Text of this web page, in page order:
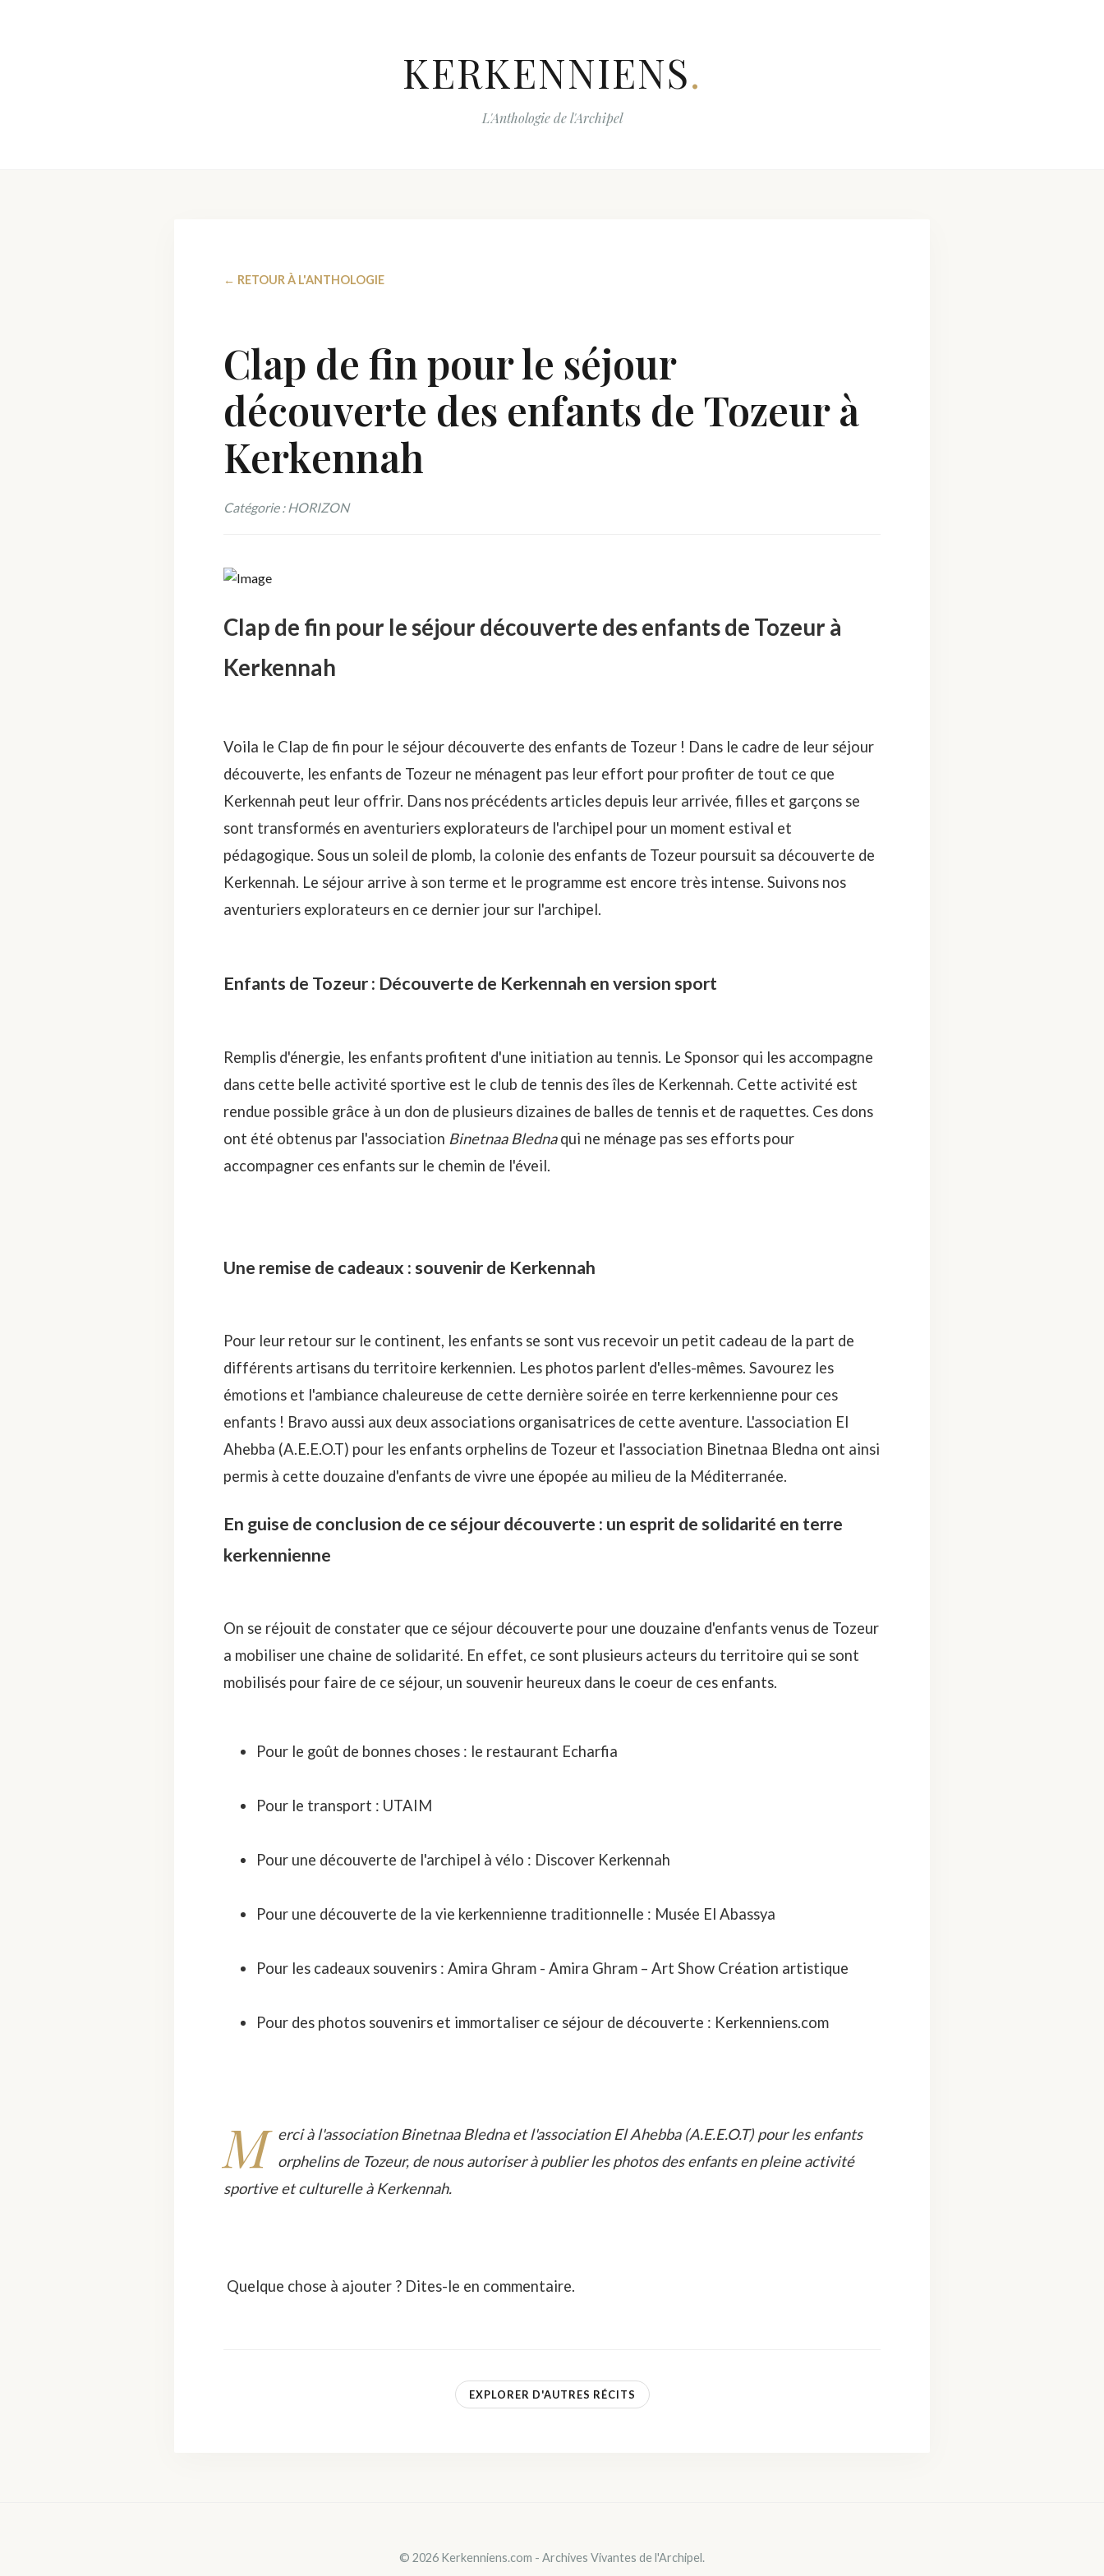
KERKENNIENS.
L'Anthologie de l'Archipel
← RETOUR À L'ANTHOLOGIE
Clap de fin pour le séjour
découverte des enfants de Tozeur à
Kerkennah
Catégorie : HORIZON
Clap de fin pour le séjour découverte des enfants de Tozeur à
Kerkennah
Voila le Clap de fin pour le séjour découverte des enfants de Tozeur ! Dans le cadre de leur séjour
découverte, les enfants de Tozeur ne ménagent pas leur effort pour profiter de tout ce que
Kerkennah peut leur offrir. Dans nos précédents articles depuis leur arrivée, filles et garçons se
sont transformés en aventuriers explorateurs de l'archipel pour un moment estival et
pédagogique. Sous un soleil de plomb, la colonie des enfants de Tozeur poursuit sa découverte de
Kerkennah. Le séjour arrive à son terme et le programme est encore très intense. Suivons nos
aventuriers explorateurs en ce dernier jour sur l'archipel.
Enfants de Tozeur : Découverte de Kerkennah en version sport
Remplis d'énergie, les enfants profitent d'une initiation au tennis. Le Sponsor qui les accompagne
dans cette belle activité sportive est le club de tennis des îles de Kerkennah. Cette activité est
rendue possible grâce à un don de plusieurs dizaines de balles de tennis et de raquettes. Ces dons
ont été obtenus par l'association Binetnaa Blednaqui ne ménage pas ses efforts pour
accompagner ces enfants sur le chemin de l'éveil.
Une remise de cadeaux : souvenir de Kerkennah
Pour leur retour sur le continent, les enfants se sont vus recevoir un petit cadeau de la part de
différents artisans du territoire kerkennien. Les photos parlent d'elles-mêmes. Savourez les
émotions et l'ambiance chaleureuse de cette dernière soirée en terre kerkennienne pour ces
enfants ! Bravo aussi aux deux associations organisatrices de cette aventure. L'association El
Ahebba (A.E.E.O.T) pour les enfants orphelins de Tozeur et l'association Binetnaa Bledna ont ainsi
permis à cette douzaine d'enfants de vivre une épopée au milieu de la Méditerranée.
En guise de conclusion de ce séjour découverte : un esprit de solidarité en terre
kerkennienne
On se réjouit de constater que ce séjour découverte pour une douzaine d'enfants venus de Tozeur
a mobiliser une chaine de solidarité. En effet, ce sont plusieurs acteurs du territoire qui se sont
mobilisés pour faire de ce séjour, un souvenir heureux dans le coeur de ces enfants.
Pour le goût de bonnes choses : le restaurant Echarfia
Pour le transport : UTAIM
Pour une découverte de l'archipel à vélo : Discover Kerkennah
Pour une découverte de la vie kerkennienne traditionnelle : Musée El Abassya
Pour les cadeaux souvenirs : Amira Ghram - Amira Ghram – Art Show Création artistique
Pour des photos souvenirs et immortaliser ce séjour de découverte : Kerkenniens.com
M erci à l'association Binetnaa Bledna et l'association El Ahebba (A.E.E.O.T) pour les enfants
orphelins de Tozeur, de nous autoriser à publier les photos des enfants en pleine activité
sportive et culturelle à Kerkennah.
Quelque chose à ajouter ? Dites-le en commentaire.
EXPLORER D'AUTRES RÉCITS
© 2026 Kerkenniens.com - Archives Vivantes de l'Archipel.